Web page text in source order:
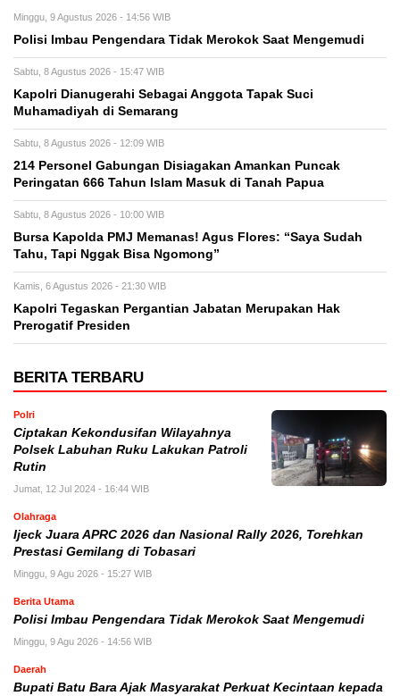
Minggu, 9 Agustus 2026 - 14:56 WIB
Polisi Imbau Pengendara Tidak Merokok Saat Mengemudi
Sabtu, 8 Agustus 2026 - 15:47 WIB
Kapolri Dianugerahi Sebagai Anggota Tapak Suci
Muhamadiyah di Semarang
Sabtu, 8 Agustus 2026 - 12:09 WIB
214 Personel Gabungan Disiagakan Amankan Puncak
Peringatan 666 Tahun Islam Masuk di Tanah Papua
Sabtu, 8 Agustus 2026 - 10:00 WIB
Bursa Kapolda PMJ Memanas! Agus Flores: “Saya Sudah
Tahu, Tapi Nggak Bisa Ngomong”
Kamis, 6 Agustus 2026 - 21:30 WIB
Kapolri Tegaskan Pergantian Jabatan Merupakan Hak
Prerogatif Presiden
BERITA TERBARU
Polri
Ciptakan Kekondusifan Wilayahnya
Polsek Labuhan Ruku Lakukan Patroli
Rutin
Jumat, 12 Jul 2024 - 16:44 WIB
Olahraga
Ijeck Juara APRC 2026 dan Nasional Rally 2026, Torehkan
Prestasi Gemilang di Tobasari
Minggu, 9 Agu 2026 - 15:27 WIB
Berita Utama
Polisi Imbau Pengendara Tidak Merokok Saat Mengemudi
Minggu, 9 Agu 2026 - 14:56 WIB
Daerah
Bupati Batu Bara Ajak Masyarakat Perkuat Kecintaan kepada